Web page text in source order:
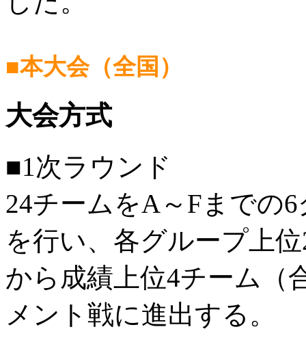
■本大会（全国）
大会方式
■1次ラウンド
24チームをA～Fまでの
を行い、各グループ上
から成績上位4チーム（
メント戦に進出する。